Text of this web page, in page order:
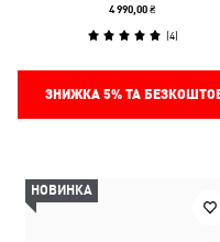
4 990,00 ₴
(4)
ЗНИЖКА 5%ТА
НОВИНКА